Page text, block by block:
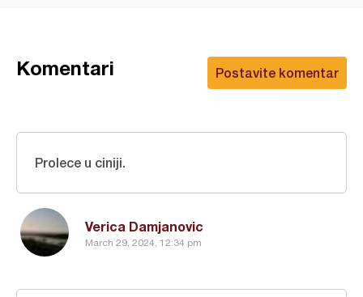
Postavite komentar
Komentari
Verica Damjanovic
March 29, 2024, 12:34 pm
Prolece u ciniji.